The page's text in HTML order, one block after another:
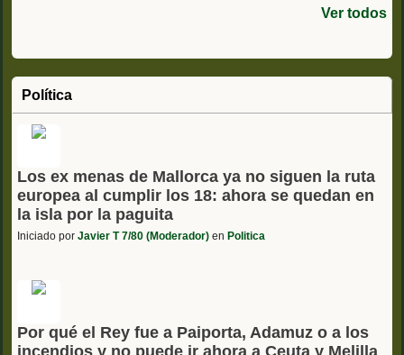
Ver todos
Política
Los ex menas de Mallorca ya no siguen la ruta
europea al cumplir los 18: ahora se quedan en
la isla por la paguita
Iniciado por Javier T 7/80 (Moderador) en Politica
Por qué el Rey fue a Paiporta, Adamuz o a los
incendios y no puede ir ahora a Ceuta y Melilla